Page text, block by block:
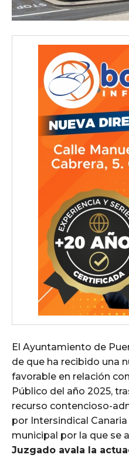
El Ayuntamiento de
de que ha recibido una
favorable en relación
Público del año 2025,
recurso contencioso-
por Intersindical
municipal por la que se
Juzgado avala la